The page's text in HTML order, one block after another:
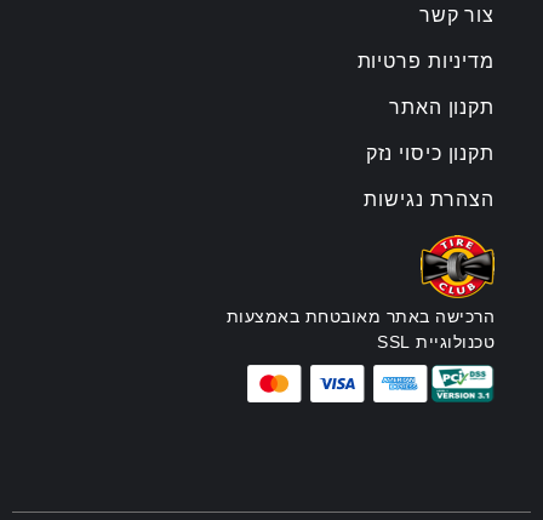
צור קשר
מדיניות פרטיות
תקנון האתר
תקנון כיסוי נזק
הצהרת נגישות
הרכישה באתר מאובטחת באמצעות
טכנולוגיית SSL